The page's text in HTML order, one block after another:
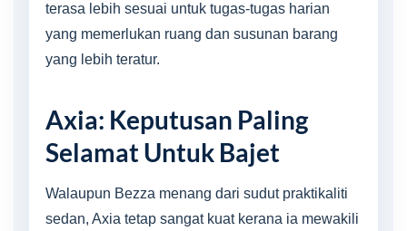
terasa lebih sesuai untuk tugas-tugas harian
yang memerlukan ruang dan susunan barang
yang lebih teratur.
Axia: Keputusan Paling
Selamat Untuk Bajet
Walaupun Bezza menang dari sudut praktikaliti
sedan, Axia tetap sangat kuat kerana ia mewakili